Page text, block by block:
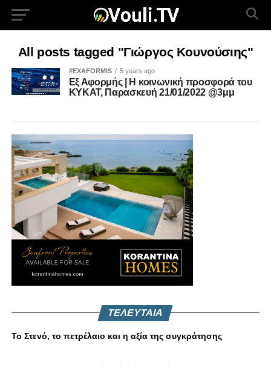
All posts tagged "Γιώργος Κουνούσιης"
#EXAFORMIS 5 years ago
Εξ Αφορμής | Η κοινωνική προσφορά του
ΚΥΚΑΤ, Παρασκευή 21/01/2022 @3μμ
ΤΕΛΕΥΤΑΙΑ
Το Στενό, το πετρέλαιο και η αξία της συγκράτησης